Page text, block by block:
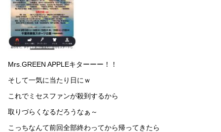
Mrs.GREEN APPLEキターーー！！
そして一気に当たり日にｗ
これでミセスファンが殺到するから
取りづらくなるだろうなぁ～
こっちなんて前回全部終わってから帰ってきたら